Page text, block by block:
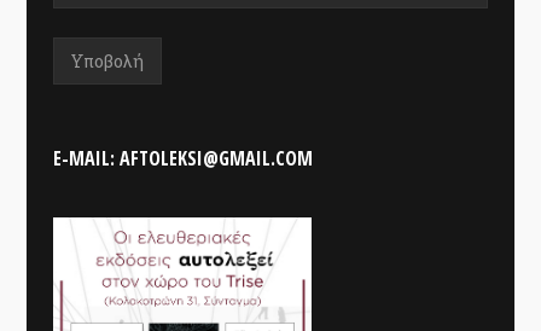
E-MAIL: AFTOLEKSI@GMAIL.COM